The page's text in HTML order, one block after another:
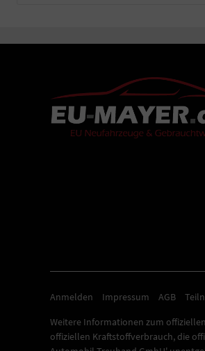
Anmelden Impressum AGB
Weitere Informationen zum
offiziellen Kraftstoffverbrauch, die